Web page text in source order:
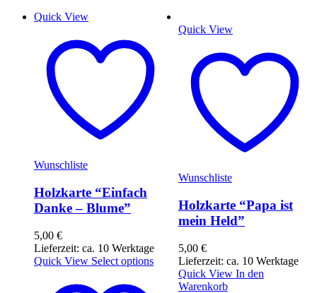
Quick View
Wunschliste
Holzkarte “Einfach
Danke – Blume”
5,00 €
Lieferzeit: ca. 10 Werktage
Quick View Select options
Quick View
Wunschliste
Holzkarte “Papa ist
mein Held”
5,00 €
Lieferzeit: ca. 10 Werktage
Quick View In den
Warenkorb